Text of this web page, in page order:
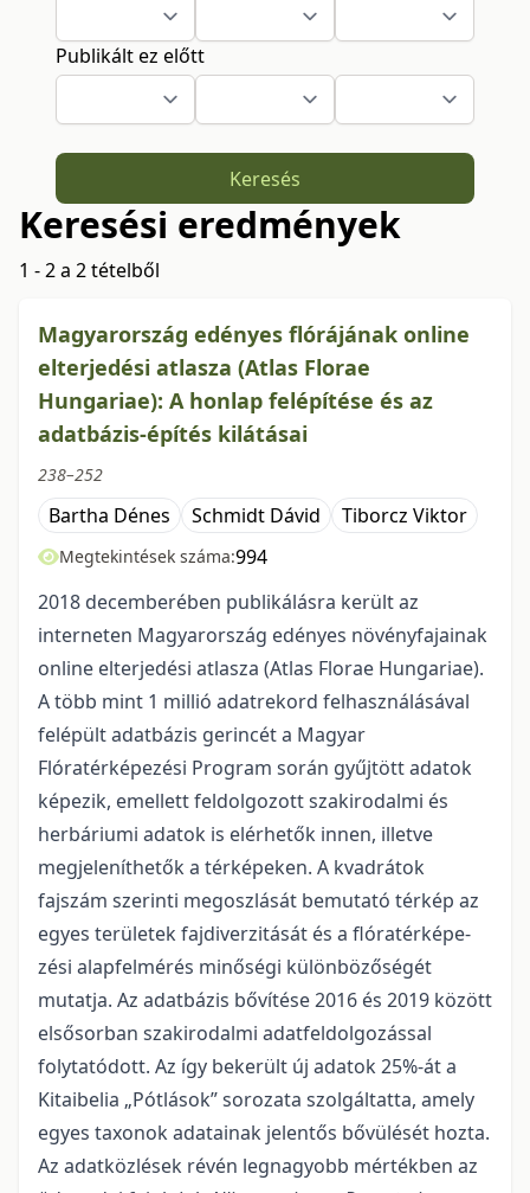
Publikált ez előtt
Keresés
Keresési eredmények
1 - 2 a 2 tételből
Magyarország edényes flórájának online
elterjedési atlasza (Atlas Florae
Hungariae): A honlap felépítése és az
adatbázis-építés kilátásai
238–252
Bartha Dénes Schmidt Dávid Tiborcz Viktor
Megtekintések száma:994
2018 decemberében publikálásra került az
interneten Magyarország edényes növény­fa­ja­inak
online elterjedési atlasza (Atlas Florae Hungariae).
A több mint 1 millió adatrekord felhasználásával
fel­épült adatbázis gerincét a Magyar
Flóratérképezési Program során gyűjtött adatok
képezik, emellett fel­dol­gozott szakirodalmi és
herbáriumi adatok is elérhetők innen, illetve
megjeleníthetők a térképeken. A kvad­rátok
fajszám szerinti megoszlását bemutató térkép az
egyes területek fajdiverzitását és a fló­ra­tér­ké­pe­
zési alapfelmérés minőségi különbözőségét
mutatja. Az adatbázis bővítése 2016 és 2019 között
első­sor­ban szakirodalmi adatfeldolgozással
folytatódott. Az így bekerült új adatok 25%-át a
Kitaibelia „Pótlások” sorozata szolgáltatta, amely
egyes taxonok adatainak jelentős bővülését hozta.
Az adatközlések révén leg­na­gyobb mértékben az